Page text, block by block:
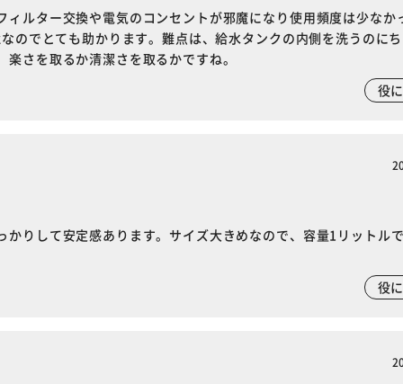
ルター交換や電気のコンセントが邪魔になり使用頻度は少なか
のでとても助かります。難点は、給水タンクの内側を洗うのに
さを取るか清潔さを取るかですね。
役
りして安定感あります。サイズ大きめなので、容量1リットル
役